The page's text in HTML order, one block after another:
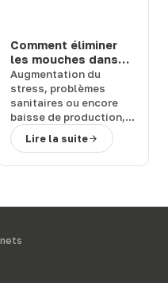
Comment éliminer
les mouches dans
une étable ou une
ferme : 3 solutions
efficaces
Augmentation du
stress, problèmes
sanitaires ou encore
baisse de production,
les
mouches peuvent
représenter un
du
Lire la suite